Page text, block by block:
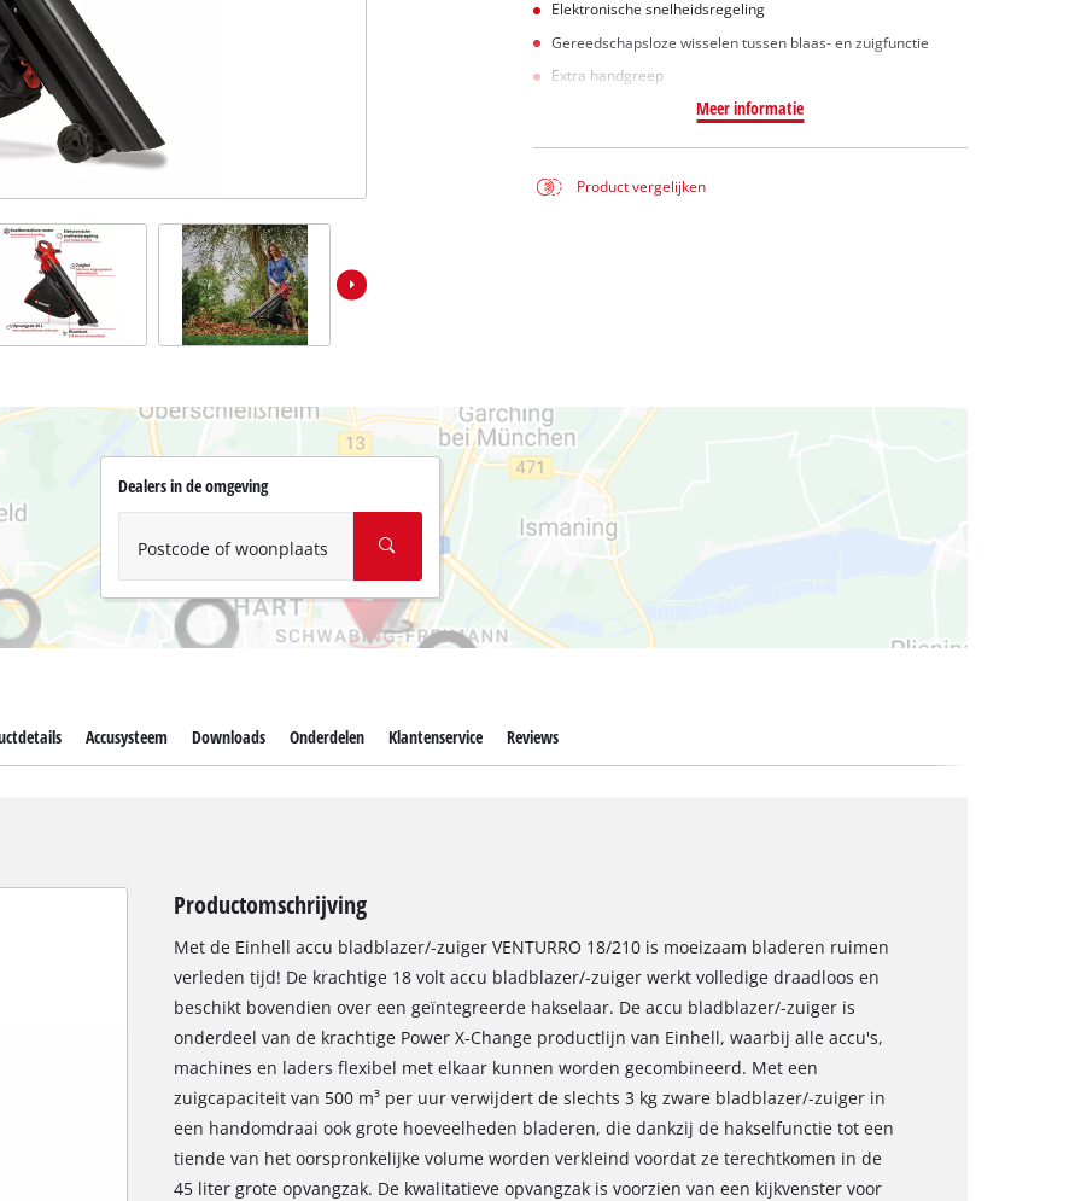
Elektronische snelheidsregeling
Gereedschapsloze wisselen tussen blaas- en zuigfunctie
Extra handgreep
Meer informatie
Product vergelijken
Dealers in de omgeving
Postcode of woonplaats
Accusysteem Downloads Onderdelen Klantenservice Reviews
Productomschrijving
Met de Einhell accu bladblazer/-zuiger VENTURRO 18/210 is moeizaam bladeren ruimen
verleden tijd! De krachtige 18 volt accu bladblazer/-zuiger werkt volledige draadloos en
beschikt bovendien over een geïntegreerde hakselaar. De accu bladblazer/-zuiger is
onderdeel van de krachtige Power X-Change productlijn van Einhell, waarbij alle accu's,
machines en laders flexibel met elkaar kunnen worden gecombineerd. Met een
zuigcapaciteit van 500 m³ per uur verwijdert de slechts 3 kg zware bladblazer/-zuiger in
een handomdraai ook grote hoeveelheden bladeren, die dankzij de hakselfunctie tot een
tiende van het oorspronkelijke volume worden verkleind voordat ze terechtkomen in de
45 liter grote opvangzak. De kwalitatieve opvangzak is voorzien van een kijkvenster voor